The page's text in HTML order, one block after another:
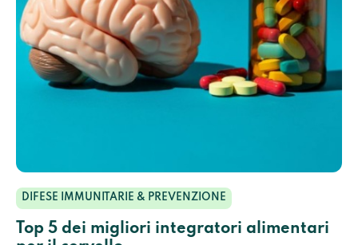
DIFESE IMMUNITARIE & PREVENZIONE
Top 5 dei migliori integratori alimentari